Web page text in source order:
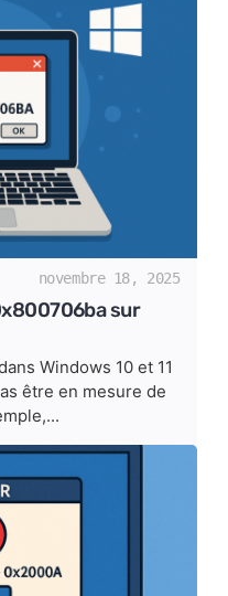
novembre 18, 2025
sur
Windows 10 et 11
être en mesure de